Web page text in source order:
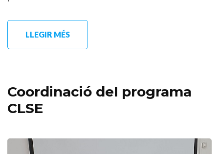
LLEGIR MÉS
Coordinació del programa
CLSE